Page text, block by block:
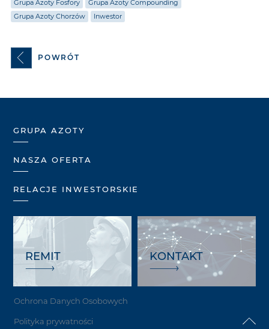
Grupa Azoty Fosfory
Grupa Azoty Compounding
Grupa Azoty Chorzów
Inwestor
POWRÓT
GRUPA AZOTY
NASZA OFERTA
RELACJE INWESTORSKIE
REMIT KONTAKT
Ochrona Danych Osobowych
Polityka prywatności